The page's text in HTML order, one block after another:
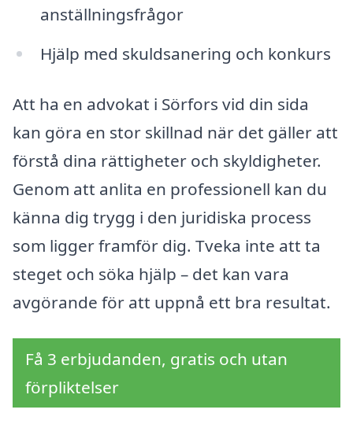
anställningsfrågor
Hjälp med skuldsanering och konkurs
Att ha en advokat i Sörfors vid din sida
kan göra en stor skillnad när det gäller att
förstå dina rättigheter och skyldigheter.
Genom att anlita en professionell kan du
känna dig trygg i den juridiska process
som ligger framför dig. Tveka inte att ta
steget och söka hjälp – det kan vara
avgörande för att uppnå ett bra resultat.
Få 3 erbjudanden, gratis och utan
förpliktelser